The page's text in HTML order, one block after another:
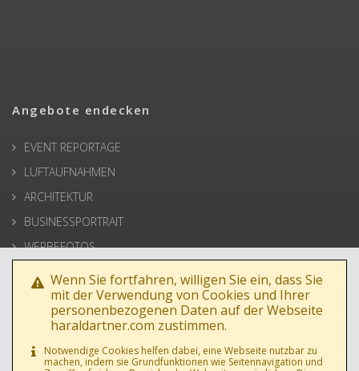
Angebote endecken
EVENT REPORTAGE
LUFTAUFNAHMEN
ARCHITEKTUR
BUSINESSPORTRAIT
WERBEFOTOS
HOCHZEIT
PRESSE
Wenn Sie fortfahren, willigen Sie ein, dass Sie
mit der Verwendung von Cookies und Ihrer
personenbezogenen Daten auf der Webseite
haraldartner.com zustimmen.
Notwendige Cookies helfen dabei, eine Webseite nutzbar zu
machen, indem sie Grundfunktionen wie Seitennavigation und